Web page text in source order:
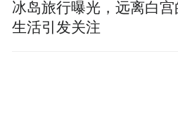
冰岛旅行曝光，远离白宫
生活引发关注